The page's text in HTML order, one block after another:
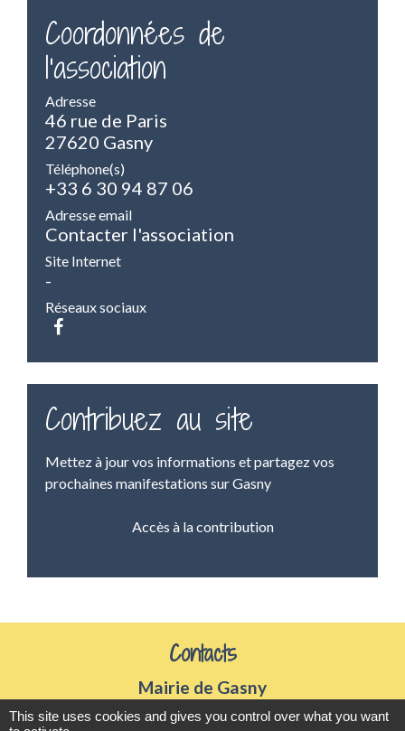
Coordonnées de
l'association
Adresse
46 rue de Paris
27620 Gasny
Téléphone(s)
+33 6 30 94 87 06
Adresse email
Contacter l'association
Site Internet
-
Réseaux sociaux
Contribuez au site
Mettez à jour vos informations et partagez vos
prochaines manifestations sur Gasny
Accès à la contribution
Contacts
Mairie de Gasny
42 rue de Paris
This site uses cookies and gives you control over what you want